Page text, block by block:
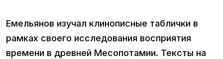
Емельянов изучал клинописные таблички в
рамках своего исследования восприятия
времени в древней Месопотамии. Тексты на